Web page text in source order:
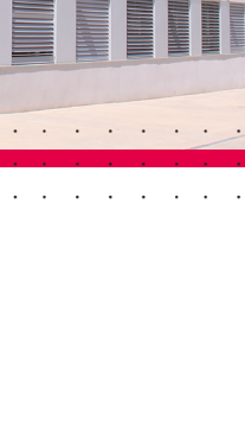
Porte Automatiche